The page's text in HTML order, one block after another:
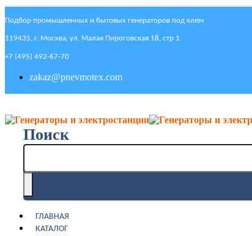
Подбор промышленных и бытовых генераторов под ключ
119435, г. Москва, ул. Малая Пироговская 18, стр 1
+7 (495) 492-67-70
zakaz@pnevmotex.com
Поиск
ГЛАВНАЯ
КАТАЛОГ